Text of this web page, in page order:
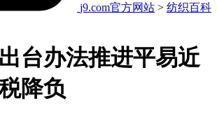
j9.com官方网站 > 纺织百科
台办法推进平易近
降负